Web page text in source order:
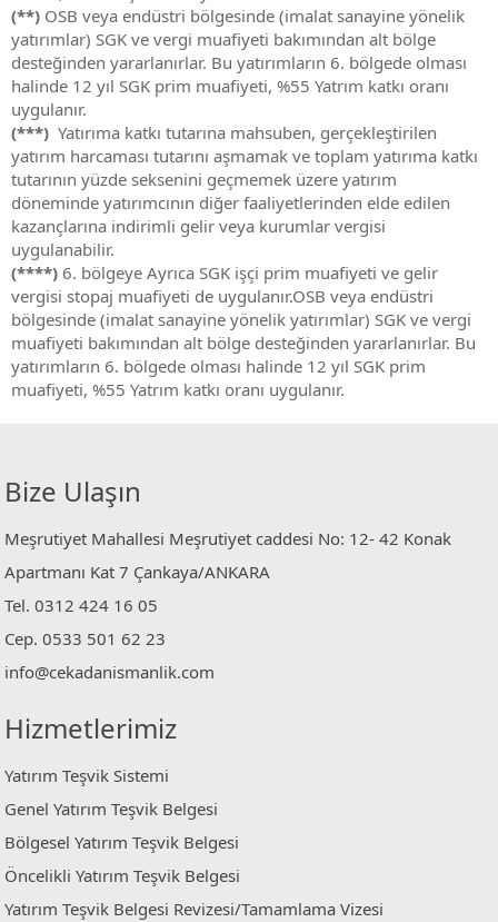
(**) OSB veya endüstri bölgesinde (imalat sanayine yönelik
yatırımlar) SGK ve vergi muafiyeti bakımından alt bölge
desteğinden yararlanırlar. Bu yatırımların 6. bölgede olması
halinde 12 yıl SGK prim muafiyeti, %55 Yatrım katkı oranı
uygulanır.
(***) Yatırıma katkı tutarına mahsuben, gerçekleştirilen
yatırım harcaması tutarını aşmamak ve toplam yatırıma katkı
tutarının yüzde seksenini geçmemek üzere yatırım
döneminde yatırımcının diğer faaliyetlerinden elde edilen
kazançlarına indirimli gelir veya kurumlar vergisi
uygulanabilir.
(****) 6. bölgeye Ayrıca SGK işçi prim muafiyeti ve gelir
vergisi stopaj muafiyeti de uygulanır.OSB veya endüstri
bölgesinde (imalat sanayine yönelik yatırımlar) SGK ve vergi
muafiyeti bakımından alt bölge desteğinden yararlanırlar. Bu
yatırımların 6. bölgede olması halinde 12 yıl SGK prim
muafiyeti, %55 Yatrım katkı oranı uygulanır.
Bize Ulaşın
Meşrutiyet Mahallesi Meşrutiyet caddesi No: 12- 42 Konak
Apartmanı Kat 7 Çankaya/ANKARA
Tel. 0312 424 16 05
Cep. 0533 501 62 23
info@cekadanismanlik.com
Hizmetlerimiz
Yatırım Teşvik Sistemi
Genel Yatırım Teşvik Belgesi
Bölgesel Yatırım Teşvik Belgesi
Öncelikli Yatırım Teşvik Belgesi
Yatırım Teşvik Belgesi Revizesi/Tamamlama Vizesi